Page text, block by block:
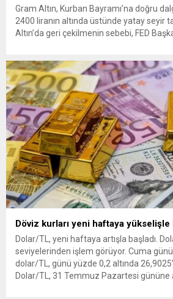
Gram Altın, Kurban Bayramı’na doğru
2400 liranın altında üstünde yatay seyir
Altın’da geri çekilmenin sebebi, FED
baskılandı. Para Piyasası Uzmanı İslam
Ons...
Döviz kurları yeni haftaya yükselişle
Dolar/TL, yeni haftaya artışla başladı.
seviyelerinden işlem görüyor. Cuma
dolar/TL, günü yüzde 0,2 altında
Dolar/TL, 31 Temmuz Pazartesi gününe